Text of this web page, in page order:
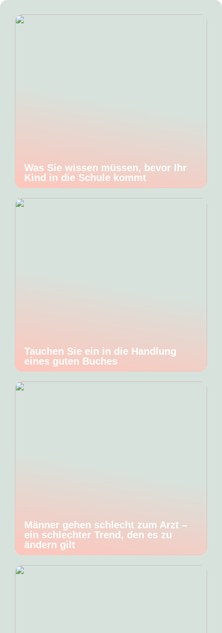
Was Sie wissen müssen, bevor Ihr
Kind in die Schule kommt
Tauchen Sie ein in die Handlung
eines guten Buches
Männer gehen schlecht zum Arzt –
ein schlechter Trend, den es zu
ändern gilt